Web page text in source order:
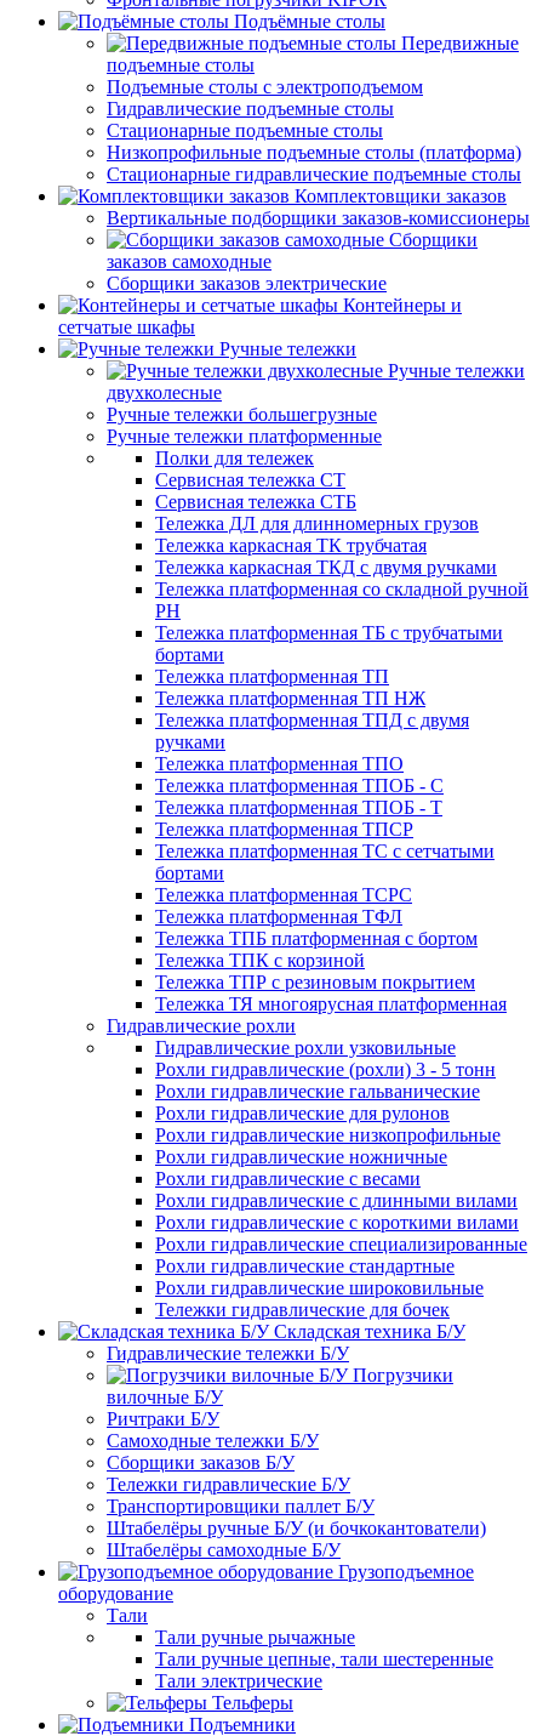
Подъёмные столы
Передвижные
подъемные столы
Подъемные столы с электроподъемом
Гидравлические подъемные столы
Стационарные подъемные столы
Низкопрофильные подъемные столы (платформа)
Стационарные гидравлические подъемные столы
Комплектовщики заказов
Вертикальные подборщики заказов-комиссионеры
Сборщики
заказов самоходные
Сборщики заказов электрические
Контейнеры и
сетчатые шкафы
Ручные тележки
Ручные тележки
двухколесные
Ручные тележки большегрузные
Ручные тележки платформенные
Полки для тележек
Сервисная тележка СТ
Сервисная тележка СТБ
Тележка ДЛ для длинномерных грузов
Тележка каркасная ТК трубчатая
Тележка каркасная ТКД с двумя ручками
Тележка платформенная со складной ручной
PH
Тележка платформенная ТБ с трубчатыми
бортами
Тележка платформенная ТП
Тележка платформенная ТП НЖ
Тележка платформенная ТПД с двумя
ручками
Тележка платформенная ТПО
Тележка платформенная ТПОБ - С
Тележка платформенная ТПОБ - Т
Тележка платформенная ТПСР
Тележка платформенная ТС с сетчатыми
бортами
Тележка платформенная ТСРС
Тележка платформенная ТФЛ
Тележка ТПБ платформенная с бортом
Тележка ТПК с корзиной
Тележка ТПР с резиновым покрытием
Тележка ТЯ многоярусная платформенная
Гидравлические рохли
Гидравлические рохли узковильные
Рохли гидравлические (рохли) 3 - 5 тонн
Рохли гидравлические гальванические
Рохли гидравлические для рулонов
Рохли гидравлические низкопрофильные
Рохли гидравлические ножничные
Рохли гидравлические с весами
Рохли гидравлические с длинными вилами
Рохли гидравлические с короткими вилами
Рохли гидравлические специализированные
Рохли гидравлические стандартные
Рохли гидравлические широковильные
Тележки гидравлические для бочек
Складская техника Б/У
Гидравлические тележки Б/У
Погрузчики
вилочные Б/У
Ричтраки Б/У
Самоходные тележки Б/У
Сборщики заказов Б/У
Тележки гидравлические Б/У
Транспортировщики паллет Б/У
Штабелёры ручные Б/У (и бочкокантователи)
Штабелёры самоходные Б/У
Грузоподъемное
оборудование
Тали
Тали ручные рычажные
Тали ручные цепные, тали шестеренные
Тали электрические
Тельферы
Подъемники